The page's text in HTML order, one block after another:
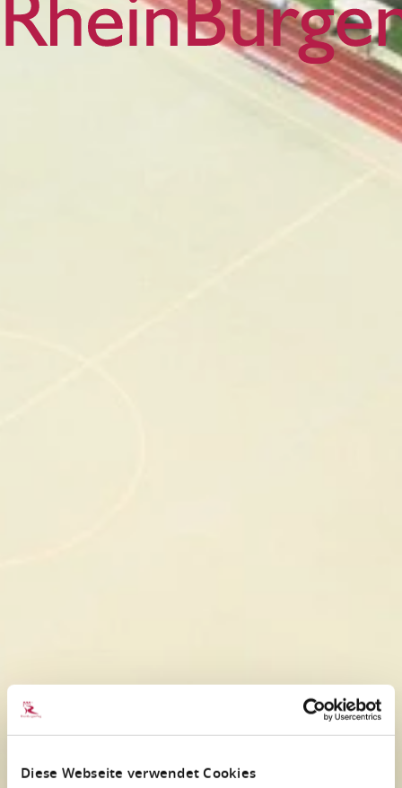
Diese Webseite verwendet Cookies